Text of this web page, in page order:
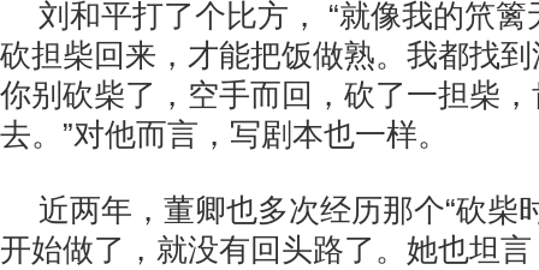
刘和平打了个比方， “就像我的笊
砍担柴回来，才能把饭做熟。我都找
你别砍柴了，空手而回，砍了一担柴
去。”对他而言，写剧本也一样。
近两年，董卿也多次经历那个“砍柴
开始做了，就没有回头路了。她也坦